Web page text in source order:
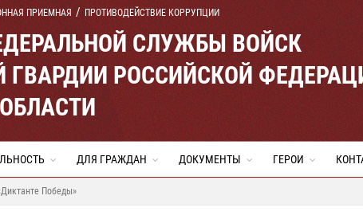
ПРИЕМНАЯ ПРОТИВОДЕЙСТВИЕ КОРРУПЦИИ
СЛУЖБЫ ВОЙСК
РОССИЙСКОЙ
ДЛЯ ГРАЖДАН ДОКУМЕНТЫ ГЕРОИ
Победы»